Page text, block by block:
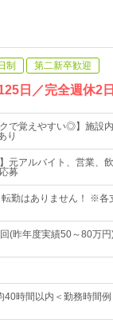
制 第二新卒歓迎
日／完全週休
で覚えやすい◎】施設
り
元アルバイト、営業、
募
勤はありません！ ※各
(昨年度実績50～80万
時間以内＜勤務時間